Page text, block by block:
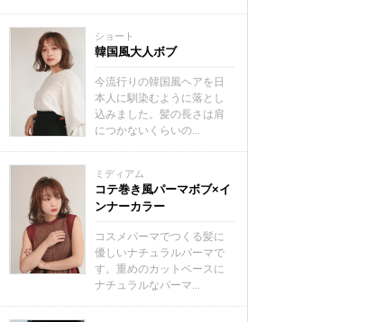
ショート
韓国風大人ボブ
今流行りの韓国風ヘアを日
本人に馴染むように落とし
込みました。髪の長さは肩
につかないくらいの...
ミディアム
コテ巻き風パーマボブ×イ
ンナーカラー
コスメパーマでつくる髪に
優しいナチュラルパーマで
す。重めのカットベースに
ナチュラルなパーマ...